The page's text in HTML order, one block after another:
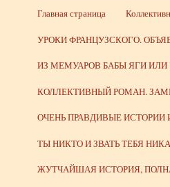
Главная страница
УРОКИ ФРАНЦУЗСКОГО.
ИЗ МЕМУАРОВ БАБЫ ЯГИ
КОЛЛЕКТИВНЫЙ РОМАН.
ОЧЕНЬ ПРАВДИВЫЕ
ТЫ НИКТО И ЗВАТЬ ТЕБЯ
ЖУТЧАЙШАЯ ИСТОРИЯ,